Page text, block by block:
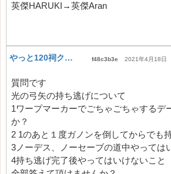
英傑HARUKI→英傑Aran
やっと120祠クリアしたライネルスレイヤー f48c3b3e 2021年4月18日
質問です
光の弓矢の持ち逃げについて
1ワープマーカーでごちゃごちゃするデ
か？
2 1のあと１度ガノンを倒してからでも
3ノーデス、ノーセーブの道中やっては
4持ち逃げ完了後やってはいけないこと